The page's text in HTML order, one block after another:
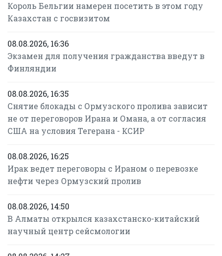
Король Бельгии намерен посетить в этом году
Казахстан с госвизитом
08.08.2026, 16:36
Экзамен для получения гражданства введут в
Финляндии
08.08.2026, 16:35
Снятие блокады с Ормузского пролива зависит
не от переговоров Ирана и Омана, а от согласия
США на условия Тегерана - КСИР
08.08.2026, 16:25
Ирак ведет переговоры с Ираном о перевозке
нефти через Ормузский пролив
08.08.2026, 14:50
В Алматы открылся казахстанско-китайский
научный центр сейсмологии